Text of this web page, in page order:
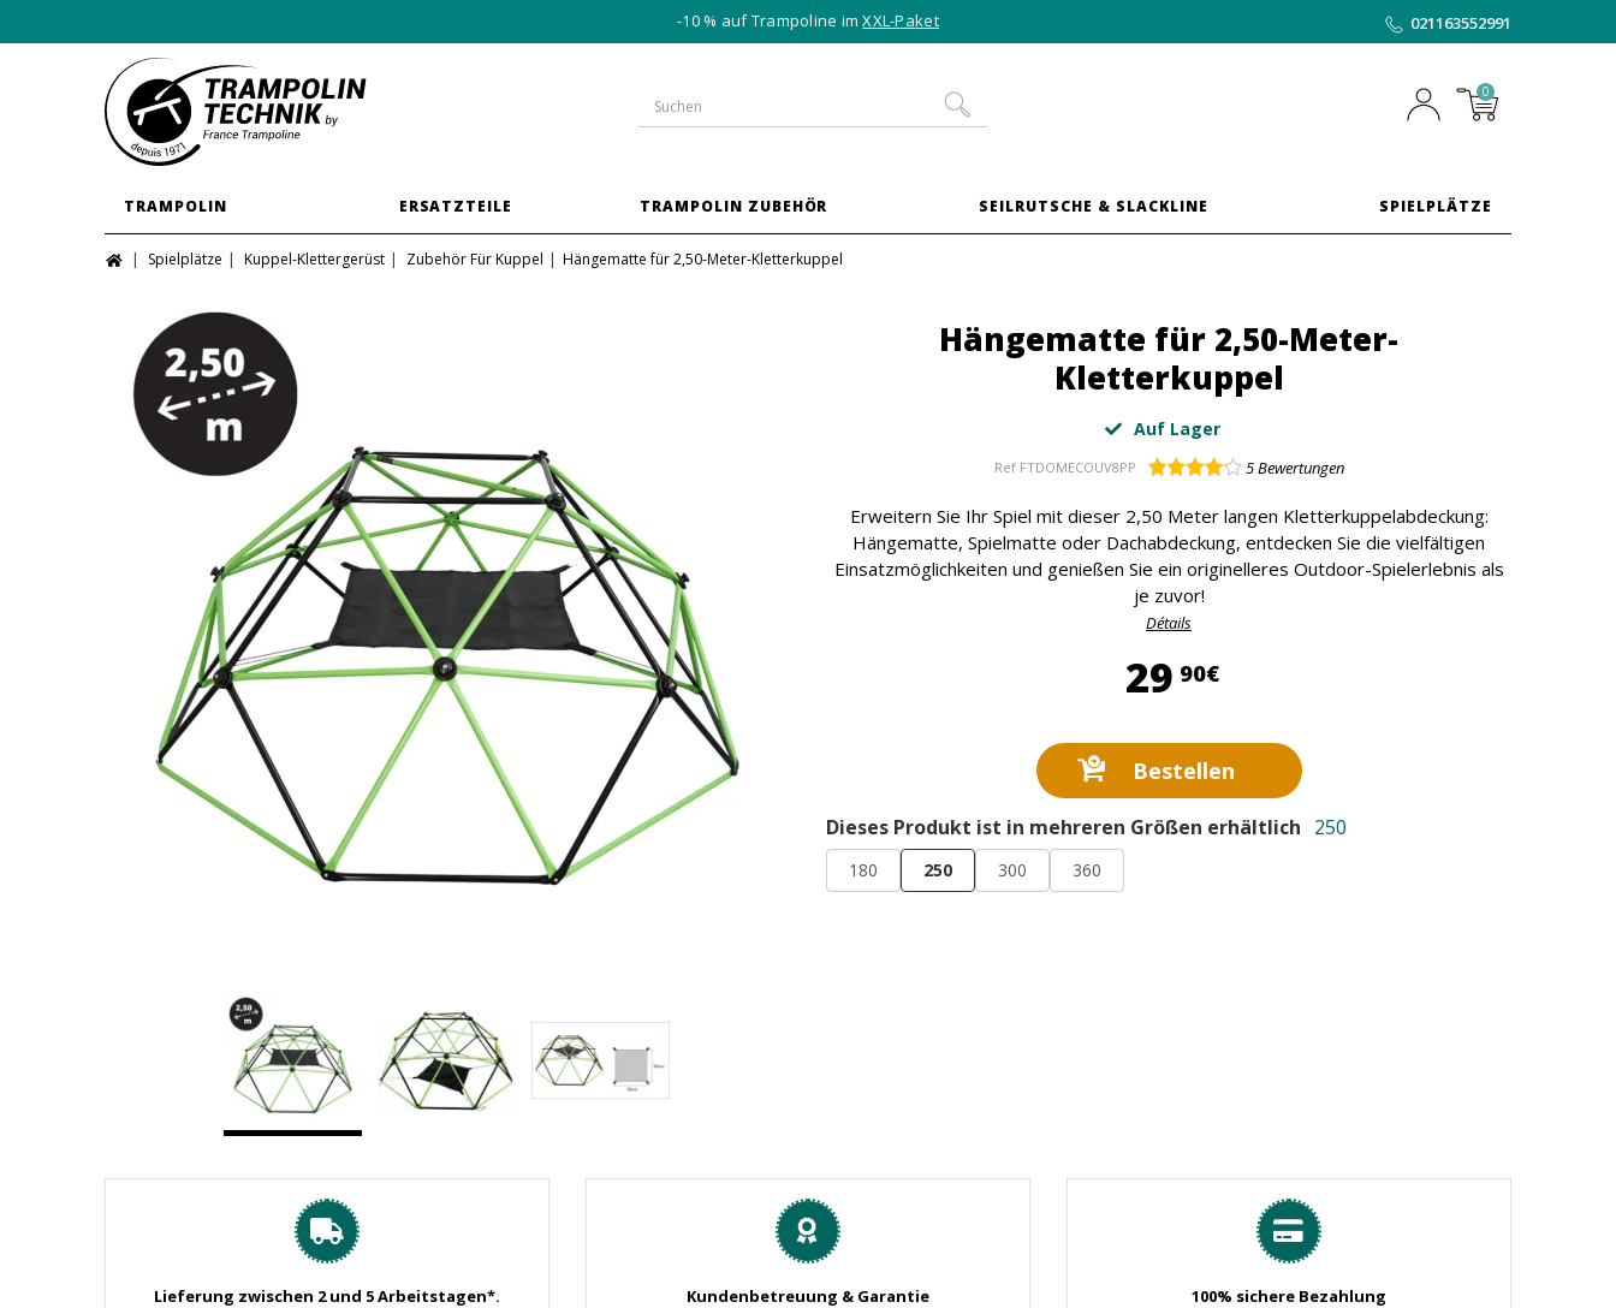
-10 % auf Trampoline imXXL-Paket 021163552991
0
TRAMPOLIN ERSATZTEILE TRAMPOLIN ZUBEHÖR SEILRUTSCHE & SLACKLINE SPIELPLÄTZE
Spielplätze Kuppel-Klettergerüst Zubehör Für Kuppel Hängematte für 2,50-Meter-Kletterkuppel
Hängematte für 2,50-Meter-
Kletterkuppel
Auf Lager
Ref FTDOMECOUV8PP 5Bewertungen
Erweitern Sie Ihr Spiel mit dieser 2,50 Meter langen Kletterkuppelabdeckung:
Hängematte, Spielmatte oder Dachabdeckung, entdecken Sie die vielfältigen
Einsatzmöglichkeiten und genießen Sie ein originelleres Outdoor-Spielerlebnis als
je zuvor!
Détails
29 90€29,90 €
Bestellen
Dieses Produkt ist in mehreren Größen erhältlich 250
180 250 300 360
Lieferung zwischen 2 und 5 Arbeitstagen*.
Kundenbetreuung & Garantie
100% sichere Bezahlung